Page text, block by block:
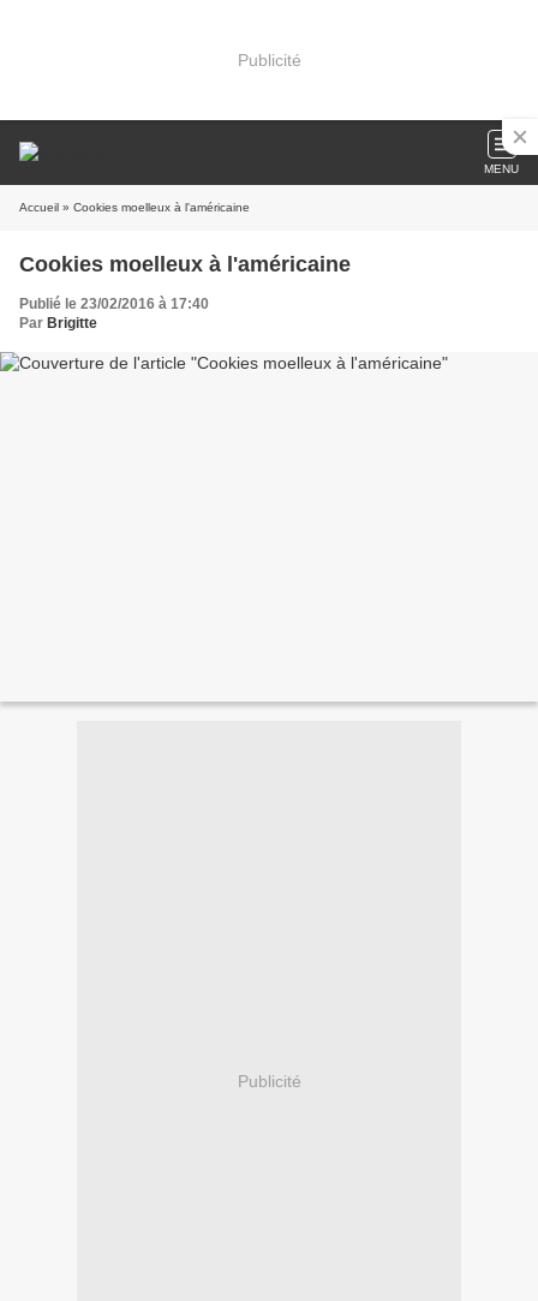
Publicité
MENU
Accueil » Cookies moelleux à l'américaine
Cookies moelleux à l'américaine
Publié le 23/02/2016 à 17:40
Par Brigitte
Publicité